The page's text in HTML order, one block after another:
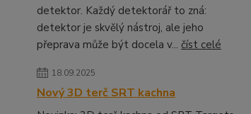
detektor. Každý detektorář to zná:
detektor je skvělý nástroj, ale jeho
přeprava může být docela v... číst celé
18.09.2025
Nový 3D terč SRT kachna